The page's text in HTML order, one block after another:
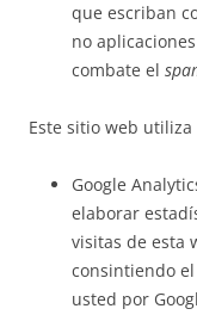
que escriban
no
combate el
Este sitio web
Google
elaborar
visitas de esta
consintiendo
usted por